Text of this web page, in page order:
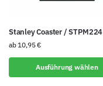
Stanley Coaster / STPM224
ab 10,95€
Ausführung wählen